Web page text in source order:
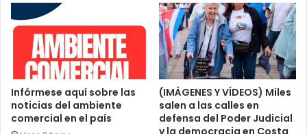
Infórmese aquí sobre las
noticias del ambiente
comercial en el país
(IMÁGENES Y VÍDEOS) Miles
salen a las calles en
defensa del Poder Judicial